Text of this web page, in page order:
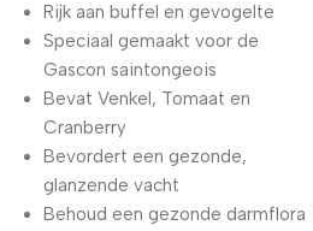
Rijk aan buffel en gevogelte
Speciaal gemaakt voor de
Gascon saintongeois
Bevat Venkel, Tomaat en
Cranberry
Bevordert een gezonde,
glanzende vacht
Behoud een gezonde darmflora